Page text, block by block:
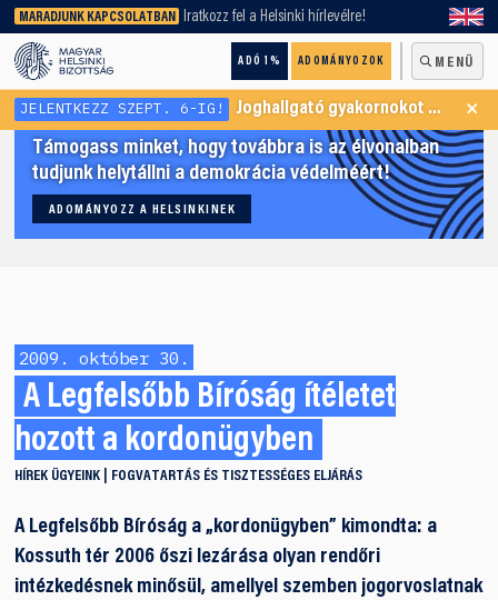
MARADJUNK KAPCSOLATBAN Iratkozz fel a Helsinki hírlevélre!
ADÓ 1% ADOMÁNYOZOK MENÜ
keresőnket!
JELENTKEZZ SZEPT. 6-IG! Joghallgató gyakornokot keresünk Menekültügyi Programunkba ×
Támogass minket, hogy továbbra is az élvonalban
tudjunk helytállni a demokrácia védelméért!
ADOMÁNYOZZ A HELSINKINEK
2009. október 30.
A Legfelsőbb Bíróság ítéletet
hozott a kordonügyben
HÍREK ÜGYEINK FOGVATARTÁS ÉS TISZTESSÉGES ELJÁRÁS
A Legfelsőbb Bíróság a „kordonügyben” kimondta: a
Kossuth tér 2006 őszi lezárása olyan rendőri
intézkedésnek minősül, amellyel szemben jogorvoslatnak